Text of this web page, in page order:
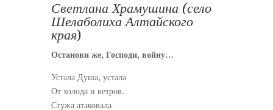
Светлана Храмушина (село
Шелаболиха Алтайского
края)
Останови же, Господи, войну…
Устала Душа, устала
От холода и ветров.
Стужа атаковала